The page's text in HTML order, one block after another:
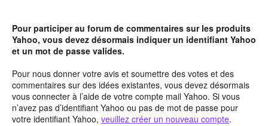
Pour participer au forum de commentaires sur les produits
Yahoo, vous devez désormais indiquer un identifiant Yahoo
et un mot de passe valides.
Pour nous donner votre avis et soumettre des votes et des
commentaires sur des idées existantes, vous devez désormais
vous connecter à l’aide de votre compte mail Yahoo. Si vous
n’avez pas d’identifiant Yahoo ou pas de mot de passe pour
votre identifiant Yahoo, veuillez créer un nouveau compte.